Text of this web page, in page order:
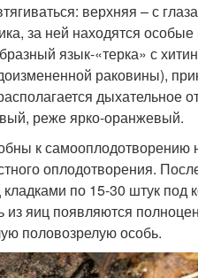
верхняя – с
за ней находятся
язык-«терка» с
раковины),
дыхательное
реже ярко-оранжевый.
к самооплодотворению
оплодотворения.
по 15-30 штук под
из яиц появляются
половозрелую особь.